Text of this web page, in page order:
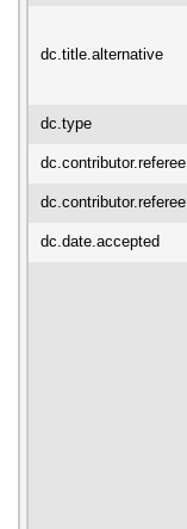
dc.title.alternative
dc.type
dc.contributor.referee
dc.contributor.referee
dc.date.accepted